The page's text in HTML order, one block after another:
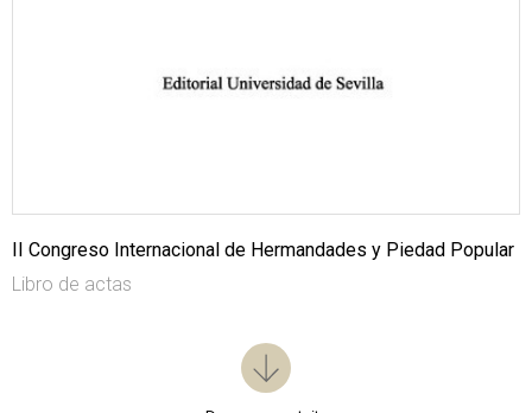
II Congreso Internacional de Hermandades y Piedad Popular
Libro de actas